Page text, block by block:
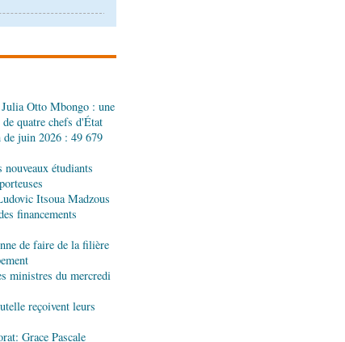
des jeunes
: visite des
: TÜV
national
de taekwondo :
remarquable
Otto Mbongo : une
quatre chefs d'État
de juin 2026 : 49 679
étudiants
Itsoua Madzous
financements
de faire de la filière
ministres du mercredi
reçoivent leurs
Grace Pascale